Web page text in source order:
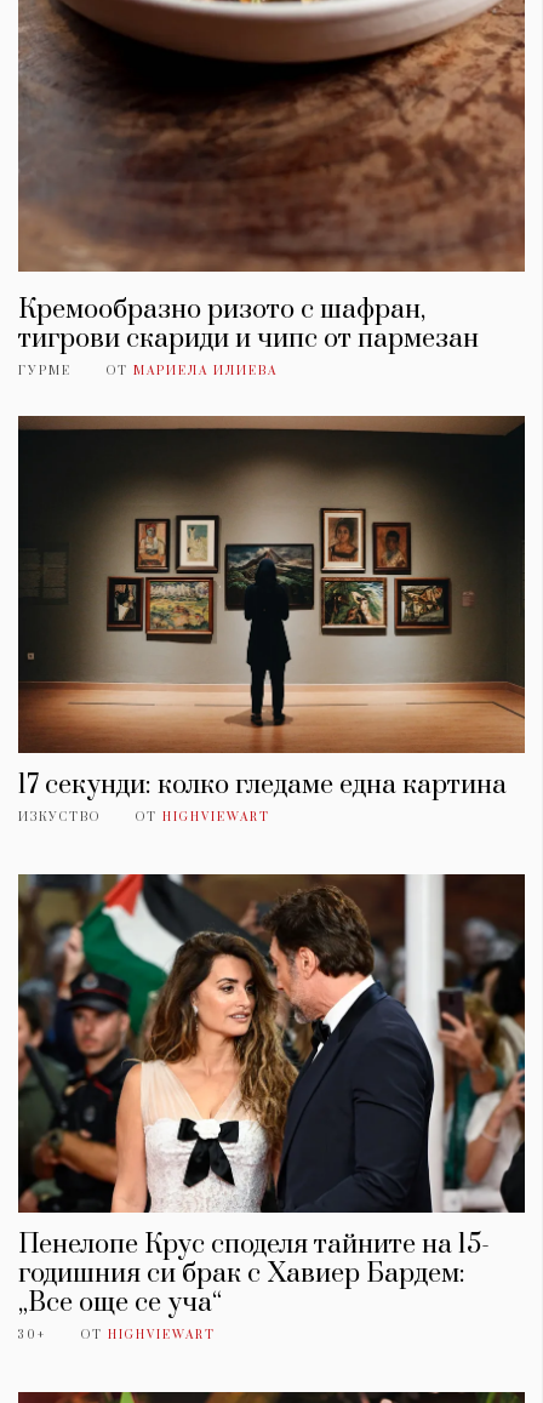
Кремообразно ризото с шафран,
тигрови скариди и чипс от пармезан
ГУРМЕ ОТ МАРИЕЛА ИЛИЕВА
17 секунди: колко гледаме една картина
ИЗКУСТВО ОТ HIGHVIEWART
Пенелопе Крус споделя тайните на 15-
годишния си брак с Хавиер Бардем:
„Все още се уча“
30+ ОТ HIGHVIEWART